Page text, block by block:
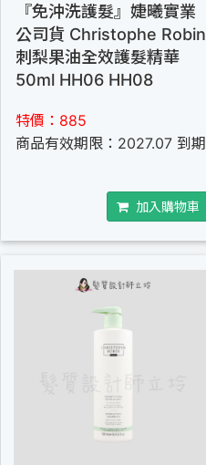
『免沖洗護髮』婕曦實業
公司貨 Christophe Robin
刺梨果油全效護髮精華
50ml HH06 HH08
特價：885
商品有效期限：2027.07 到期
加入購物車